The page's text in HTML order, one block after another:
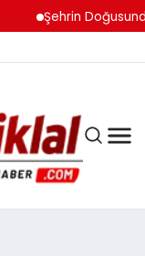
Şehrin Doğusundan